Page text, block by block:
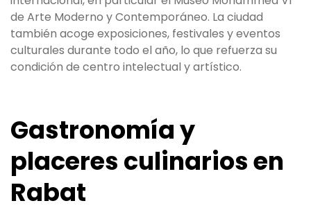
de Arte Moderno y Contemporáneo. La ciudad
también acoge exposiciones, festivales y eventos
culturales durante todo el año, lo que refuerza su
condición de centro intelectual y artístico.
Gastronomía y
placeres culinarios en
Rabat